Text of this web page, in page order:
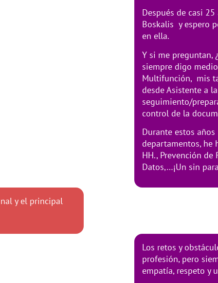
Después de casi
Boskalis y espero
en ella.
Y si me preguntan,
siempre digo medio
Multifunción, mis
desde Asistente a
seguimiento/
control de la
Durante estos
departamentos, he
HH., Prevención de
Datos,…¡Un sin
y el principal
Los retos y
profesión, pero
empatía, respeto y